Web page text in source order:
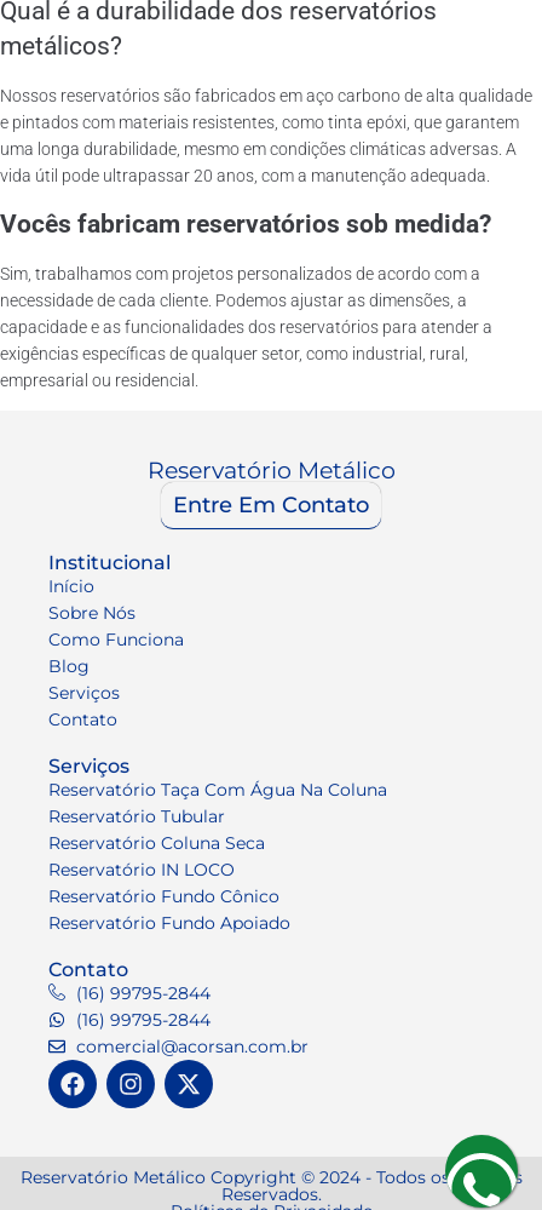
Qual é a durabilidade dos reservatórios
metálicos?
Nossos reservatórios são fabricados em aço carbono de alta qualidade
e pintados com materiais resistentes, como tinta epóxi, que garantem
uma longa durabilidade, mesmo em condições climáticas adversas. A
vida útil pode ultrapassar 20 anos, com a manutenção adequada.
Vocês fabricam reservatórios sob medida?
Sim, trabalhamos com projetos personalizados de acordo com a
necessidade de cada cliente. Podemos ajustar as dimensões, a
capacidade e as funcionalidades dos reservatórios para atender a
exigências específicas de qualquer setor, como industrial, rural,
empresarial ou residencial.
Reservatório Metálico
Entre Em Contato
Institucional
Início
Sobre Nós
Como Funciona
Blog
Serviços
Contato
Serviços
Reservatório Taça Com Água Na Coluna
Reservatório Tubular
Reservatório Coluna Seca
Reservatório IN LOCO
Reservatório Fundo Cônico
Reservatório Fundo Apoiado
Contato
(16) 99795-2844
(16) 99795-2844
comercial@acorsan.com.br
Reservatório Metálico Copyright © 2024 - Todos os Direitos
Reservados.